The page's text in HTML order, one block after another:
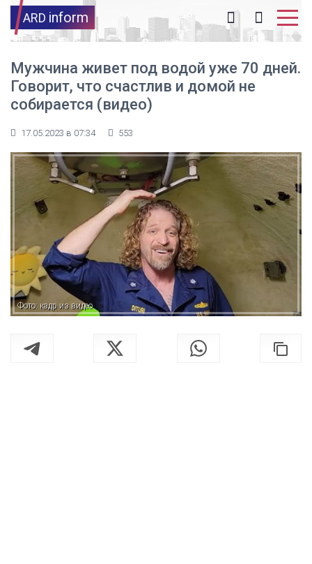
ARD inform
Мужчина живет под водой уже 70 дней.
Говорит, что счастлив и домой не
собирается (видео)
17.05.2023 в 07:34 553
Фото: кадр из видео